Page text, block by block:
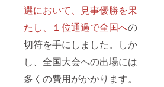
選において、見事優勝を果
たし、１位通過で全国への
切符を手にしました。しか
し、全国大会への出場には
多くの費用がかかります。